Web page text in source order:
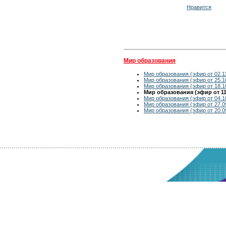
Нравится
Мир образования
Мир образования (эфир от
Мир образования (эфир от
Мир образования (эфир от
Мир образования (эфир от
Мир образования (эфир от
Мир образования (эфир от
Мир образования (эфир от